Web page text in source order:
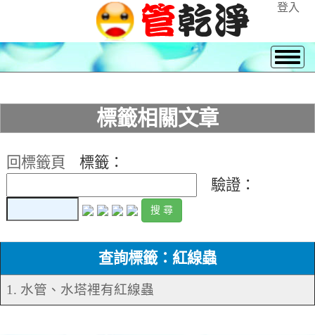
登入
標籤相關文章
回標籤頁
標籤：
驗證：
查詢標籤：紅線蟲
1. 水管、水塔裡有紅線蟲